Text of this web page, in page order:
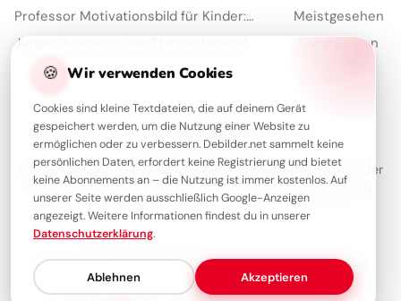
🍪 Wir verwenden Cookies
Cookies sind kleine Textdateien, die auf deinem Gerät
gespeichert werden, um die Nutzung einer Website zu
ermöglichen oder zu verbessern. Debilder.net sammelt keine
persönlichen Daten, erfordert keine Registrierung und bietet
keine Abonnements an – die Nutzung ist immer kostenlos. Auf
unserer Seite werden ausschließlich Google-Anzeigen
angezeigt. Weitere Informationen findest du in unserer
Datenschutzerklärung.
Ablehnen Akzeptieren
Professor Motivationsbild für Kinder: Lerne Lust für Instagram Stories und Schule
Meistgesehen
Sammlungen
Über Debilder
Debilder ist deine Plattform für die schönsten Grüße und Bilder
zum Teilen. Entdecke unsere Sammlung und verschenke ein
Lächeln!
Über unsKontaktRedaktionImpressumDatenschutzerklärung